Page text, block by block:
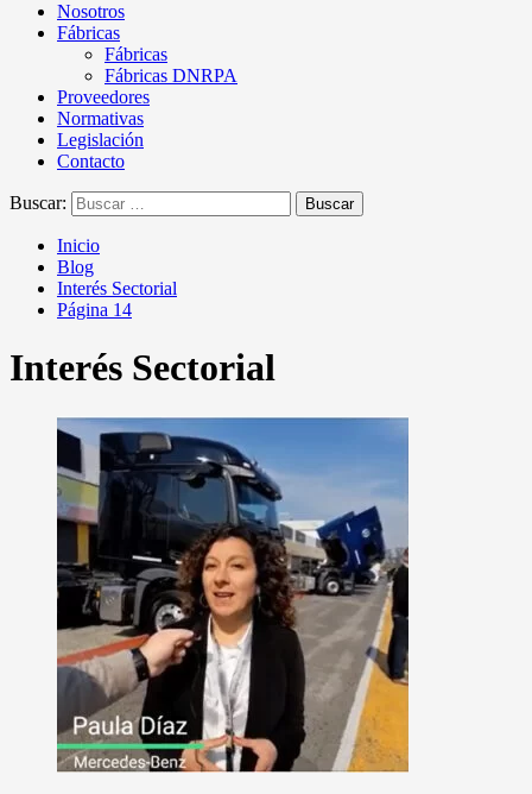
Nosotros
Fábricas
Fábricas
Fábricas DNRPA
Proveedores
Normativas
Legislación
Contacto
Buscar:
Inicio
Blog
Interés Sectorial
Página 14
Interés Sectorial